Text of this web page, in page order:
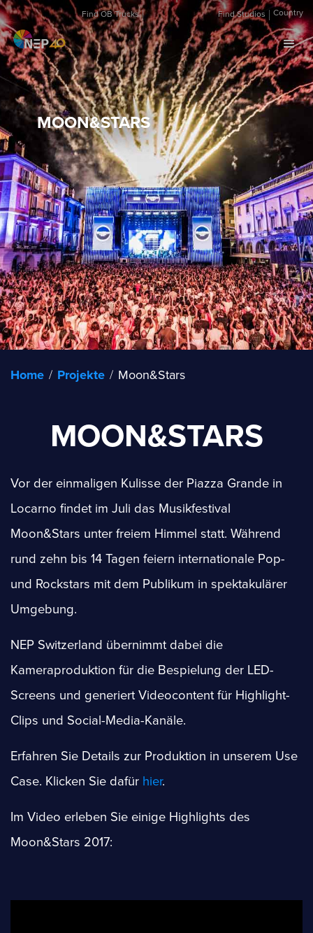
Find OB Trucks Find Studios Country
MOON&STARS
Home / Projekte / Moon&Stars
MOON&STARS
Vor der einmaligen Kulisse der Piazza Grande in
Locarno findet im Juli das Musikfestival
Moon&Stars unter freiem Himmel statt. Während
rund zehn bis 14 Tagen feiern internationale Pop-
und Rockstars mit dem Publikum in spektakulärer
Umgebung.
NEP Switzerland übernimmt dabei die
Kameraproduktion für die Bespielung der LED-
Screens und generiert Videocontent für Highlight-
Clips und Social-Media-Kanäle.
Erfahren Sie Details zur Produktion in unserem Use
Case. Klicken Sie dafür hier.
Im Video erleben Sie einige Highlights des
Moon&Stars 2017: